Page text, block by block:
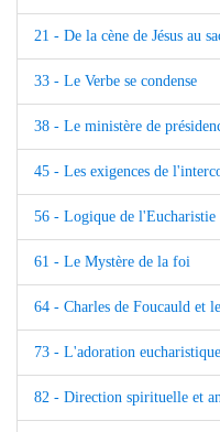
21 - De la cène de Jésus au
33 - Le Verbe se condense
38 - Le ministère de
45 - Les exigences de
56 - Logique de l'Eucharistie
61 - Le Mystère de la foi
64 - Charles de Foucauld et
73 - L'adoration
82 - Direction spirituelle et